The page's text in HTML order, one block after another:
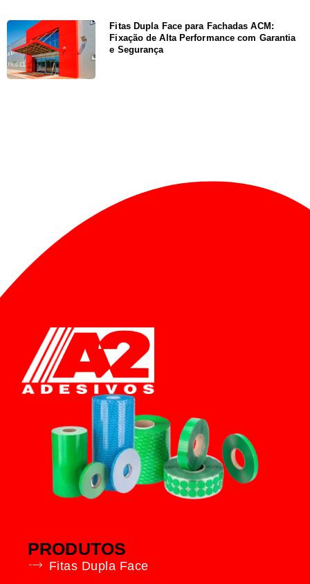
Fitas Dupla Face para Fachadas ACM:
Fixação de Alta Performance com Garantia
e Segurança
PRODUTOS
Fitas Dupla Face